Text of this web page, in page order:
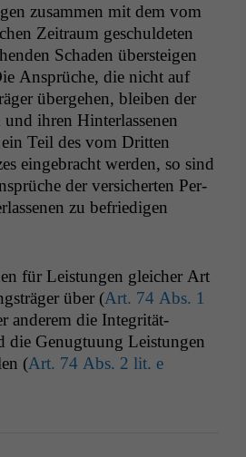
zusam­men mit dem vom
Zeitraum geschulde­ten
Schaden über­steigen
Ansprüche, die nicht auf
überge­hen, bleiben der
und ihren Hin­ter­lasse­nen
Teil des vom Drit­ten
einge­bracht wer­den, so sind
der ver­sicherten Per­
zu befriedi­gen
für Leis­tun­gen gle­ich­er Art
über (Art. 74 Abs. 1
anderem die Integrität­
die Genug­tu­ung Leis­tun­gen
(Art. 74 Abs. 2 lit. e